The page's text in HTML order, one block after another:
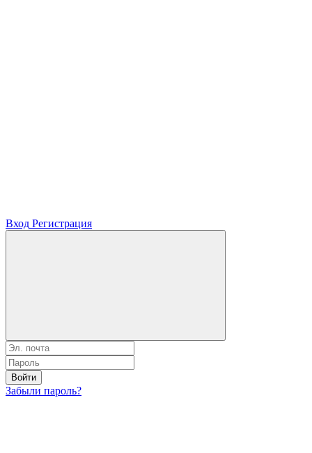
Вход Регистрация
Войти
Забыли пароль?